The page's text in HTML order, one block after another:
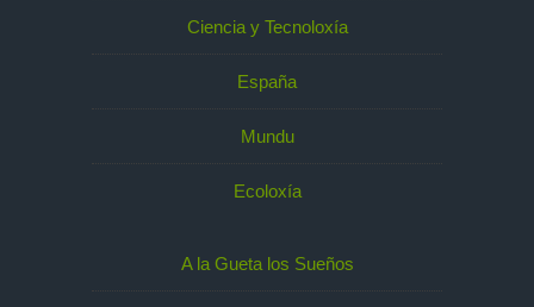
Ciencia y Tecnoloxía
España
Mundu
Ecoloxía
A la Gueta los Sueños